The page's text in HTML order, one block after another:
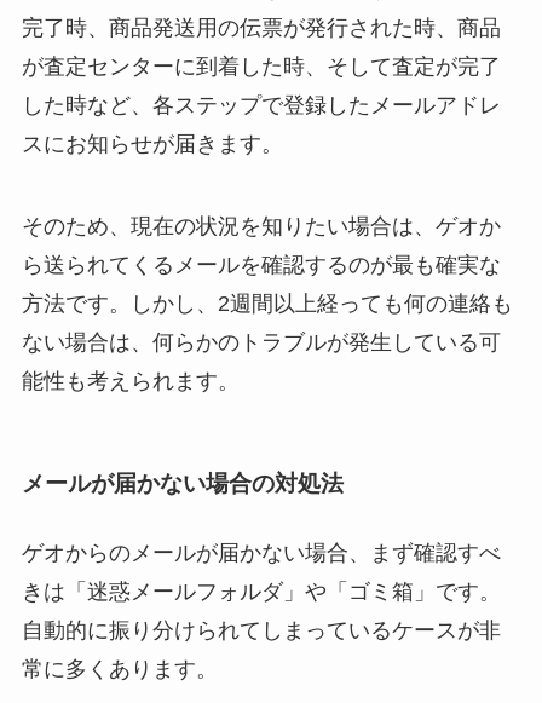
完了時、商品発送用の伝票が発行された時、商品
が査定センターに到着した時、そして査定が完了
した時など、各ステップで登録したメールアドレ
スにお知らせが届きます。
そのため、現在の状況を知りたい場合は、ゲオか
ら送られてくるメールを確認するのが最も確実な
方法です。しかし、2週間以上経っても何の連絡も
ない場合は、何らかのトラブルが発生している可
能性も考えられます。
メールが届かない場合の対処法
ゲオからのメールが届かない場合、まず確認すべ
きは「迷惑メールフォルダ」や「ゴミ箱」です。
自動的に振り分けられてしまっているケースが非
常に多くあります。